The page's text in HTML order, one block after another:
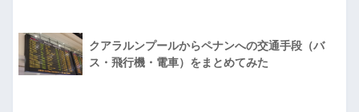
クアラルンプールからペナンへの交通手段（バ
ス・飛行機・電車）をまとめてみた